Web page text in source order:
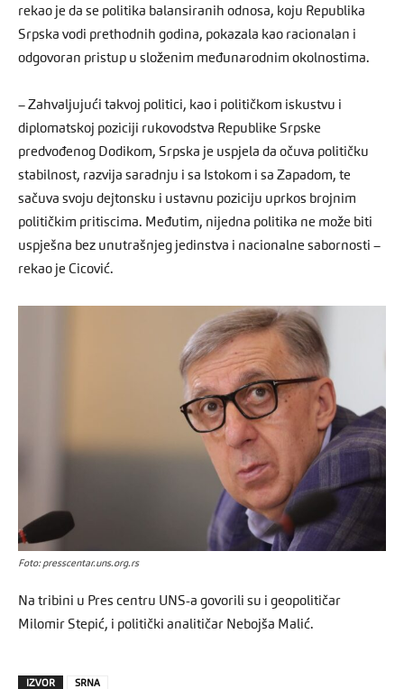
rekao je da se politika balansiranih odnosa, koju Republika
Srpska vodi prethodnih godina, pokazala kao racionalan i
odgovoran pristup u složenim međunarodnim okolnostima.
– Zahvaljujući takvoj politici, kao i političkom iskustvu i
diplomatskoj poziciji rukovodstva Republike Srpske
predvođenog Dodikom, Srpska je uspjela da očuva političku
stabilnost, razvija saradnju i sa Istokom i sa Zapadom, te
sačuva svoju dejtonsku i ustavnu poziciju uprkos brojnim
političkim pritiscima. Međutim, nijedna politika ne može biti
uspješna bez unutrašnjeg jedinstva i nacionalne sabornosti –
rekao je Cicović.
Foto: presscentar.uns.org.rs
Na tribini u Pres centru UNS-a govorili su i geopolitičar
Milomir Stepić, i politički analitičar Nebojša Malić.
IZVOR SRNA